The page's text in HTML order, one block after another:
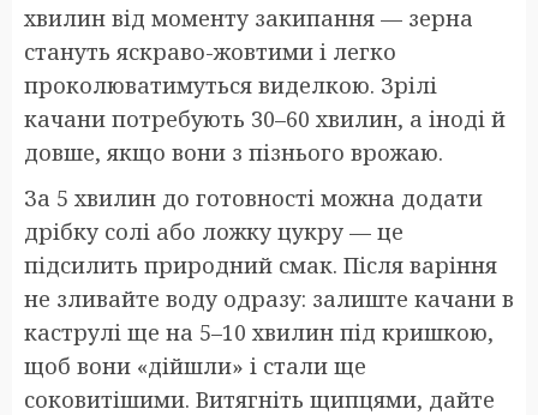
хвилин від моменту закипання — зерна
стануть яскраво-жовтими і легко
проколюватимуться виделкою. Зрілі
качани потребують 30–60 хвилин, а іноді й
довше, якщо вони з пізнього врожаю.
За 5 хвилин до готовності можна додати
дрібку солі або ложку цукру — це
підсилить природний смак. Після варіння
не зливайте воду одразу: залиште качани в
каструлі ще на 5–10 хвилин під кришкою,
щоб вони «дійшли» і стали ще
соковитішими. Витягніть щипцями, дайте